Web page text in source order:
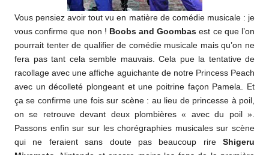
Vous pensiez avoir tout vu en matière de comédie musicale : je
vous confirme que non ! Boobs and Goombas est ce que l’on
pourrait tenter de qualifier de comédie musicale mais qu’on ne
fera pas tant cela semble mauvais. Cela pue la tentative de
racollage avec une affiche aguichante de notre Princess Peach
avec un décolleté plongeant et une poitrine façon Pamela. Et
ça se confirme une fois sur scène : au lieu de princesse à poil,
on se retrouve devant deux plombières « avec du poil ».
Passons enfin sur sur les chorégraphies musicales sur scène
qui ne feraient sans doute pas beaucoup rire Shigeru